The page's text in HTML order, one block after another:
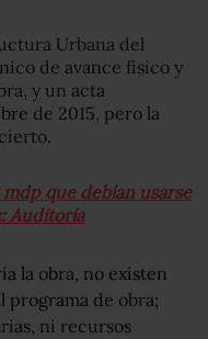
Urbana del
de avance físico y
y un acta
de 2015, pero la
que debían usarse
Auditoría
la obra, no existen
programa de obra;
ni recursos